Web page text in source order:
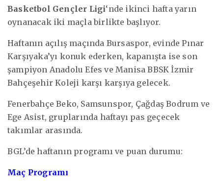
Basketbol Gençler Ligi‘nde ikinci hafta yarın
oynanacak iki maçla birlikte başlıyor.
Haftanın açılış maçında Bursaspor, evinde Pınar
Karşıyaka’yı konuk ederken, kapanışta ise son
şampiyon Anadolu Efes ve Manisa BBSK İzmir
Bahçeşehir Koleji karşı karşıya gelecek.
Fenerbahçe Beko, Samsunspor, Çağdaş Bodrum ve
Ege Asist, gruplarında haftayı pas geçecek
takımlar arasında.
BGL’de haftanın programı ve puan durumu:
Maç Programı